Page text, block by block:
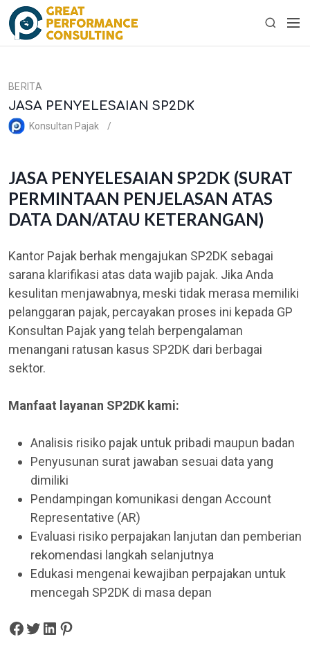
S
M
BERITA
JASA PENYELESAIAN SP2DK
Konsultan Pajak
JASA PENYELESAIAN SP2DK (SURAT
PERMINTAAN PENJELASAN ATAS
DATA DAN/ATAU KETERANGAN)
Kantor Pajak berhak mengajukan SP2DK sebagai
sarana klarifikasi atas data wajib pajak. Jika Anda
kesulitan menjawabnya, meski tidak merasa memiliki
pelanggaran pajak, percayakan proses ini kepada GP
Konsultan Pajak yang telah berpengalaman
menangani ratusan kasus SP2DK dari berbagai
sektor.
Manfaat layanan SP2DK kami:
Analisis risiko pajak untuk pribadi maupun badan
Penyusunan surat jawaban sesuai data yang
dimiliki
Pendampingan komunikasi dengan Account
Representative (AR)
Evaluasi risiko perpajakan lanjutan dan pemberian
rekomendasi langkah selanjutnya
Edukasi mengenai kewajiban perpajakan untuk
mencegah SP2DK di masa depan
Share on Facebook Tweet on Twitter Share on LinkedIn Pin on Pinterest